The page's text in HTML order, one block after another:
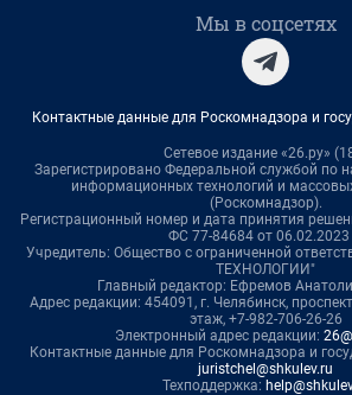
Мы в соцсетях
Контактные данные для Роскомнадзора и
Сетевое издание «26.ру»
Зарегистрировано Федеральной службой по
информационных технологий и
(Роскомнадзор).
Регистрационный номер и дата принятия
ФС 77-84684 от 06.02.2023
Учредитель: Общество с ограниченной
ТЕХНОЛОГИИ"
Главный редактор: Ефремов
Адрес редакции: 454091, г. Челябинск,
этаж, +7-982-706-26-26
Электронный адрес редакции:
Контактные данные для Роскомнадзора и
juristchel@shkulev.ru
Техподдержка: